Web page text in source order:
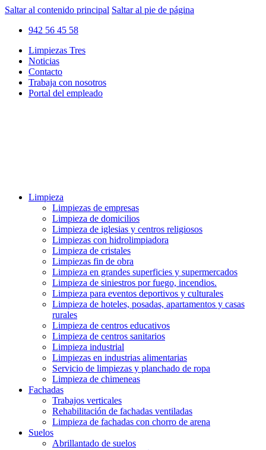
Saltar al contenido principal Saltar al pie de página
942 56 45 58
Limpiezas Tres
Noticias
Contacto
Trabaja con nosotros
Portal del empleado
Limpieza
Limpiezas de empresas
Limpieza de domicilios
Limpieza de iglesias y centros religiosos
Limpiezas con hidrolimpiadora
Limpieza de cristales
Limpiezas fin de obra
Limpieza en grandes superficies y supermercados
Limpieza de siniestros por fuego, incendios.
Limpieza para eventos deportivos y culturales
Limpieza de hoteles, posadas, apartamentos y casas
rurales
Limpieza de centros educativos
Limpieza de centros sanitarios
Limpieza industrial
Limpiezas en industrias alimentarias
Servicio de limpiezas y planchado de ropa
Limpieza de chimeneas
Fachadas
Trabajos verticales
Rehabilitación de fachadas ventiladas
Limpieza de fachadas con chorro de arena
Suelos
Abrillantado de suelos